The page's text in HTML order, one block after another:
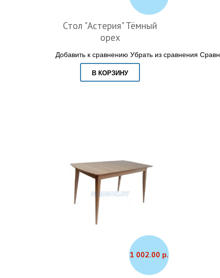
Стол "Астерия" Тёмный
орех
Добавить к сравнению Убрать из сравнения
В КОРЗИНУ
1 002.00 р.